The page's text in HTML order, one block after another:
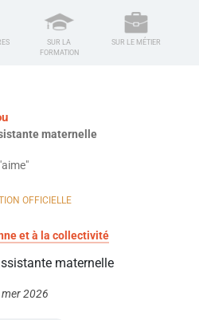
SUR LA
FORMATION
SUR LE MÉTIER
maternelle
OFFICIELLE
et à la collectivité
maternelle
2026